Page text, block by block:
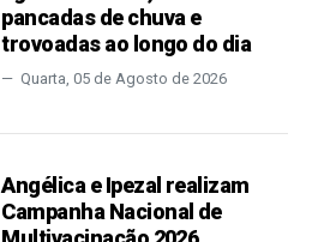
pancadas de chuva e
trovoadas ao longo do dia
Quarta, 05 de Agosto de 2026
Angélica e Ipezal realizam
Campanha Nacional de